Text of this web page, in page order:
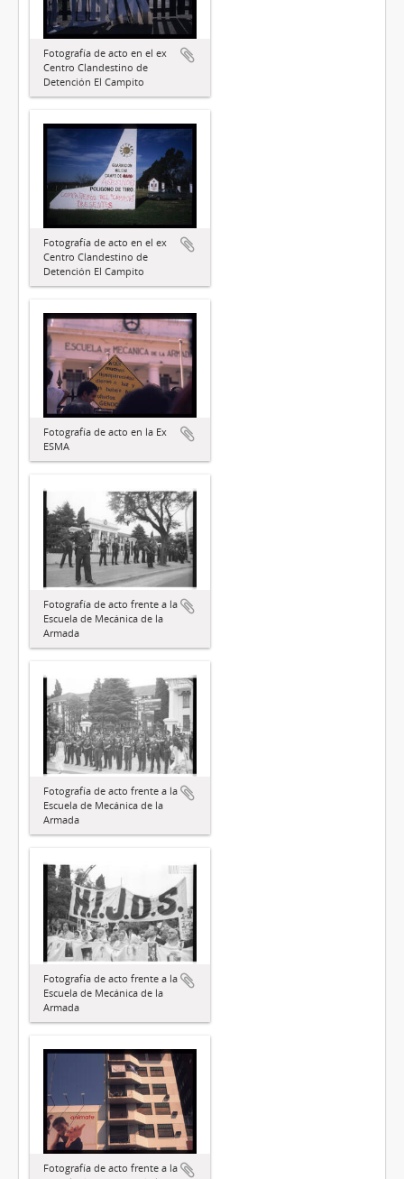
Fotografía de acto en el ex
Centro Clandestino de
Detención El Campito
Fotografía de acto en el ex
Centro Clandestino de
Detención El Campito
Fotografía de acto en la Ex
ESMA
Fotografía de acto frente a la
Escuela de Mecánica de la
Armada
Fotografía de acto frente a la
Escuela de Mecánica de la
Armada
Fotografía de acto frente a la
Escuela de Mecánica de la
Armada
Fotografía de acto frente a la